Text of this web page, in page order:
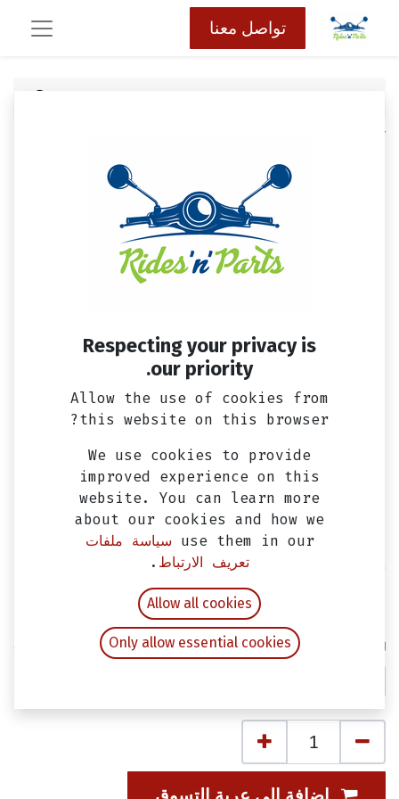
تواصل معنا
كافة المنتجات
حامل زجاجه او زمزميه مونستر
شامل ضريبة القيمة المضافة
لون
Respecting your privacy is
our priority.
Allow the use of cookies from
this website on this browser?
We use cookies to provide
improved experience on this
website. You can learn more
about our cookies and how we
use them in our سياسة ملفات
تعريف الارتباط .
Allow all cookies
Only allow essential cookies